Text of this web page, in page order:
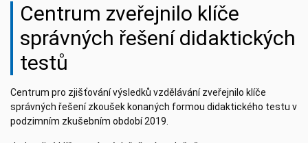
Centrum zveřejnilo klíče
správných řešení didaktických
testů
Centrum pro zjišťování výsledků vzdělávání zveřejnilo klíče
správných řešení zkoušek konaných formou didaktického testu v
podzimním zkušebním období 2019.